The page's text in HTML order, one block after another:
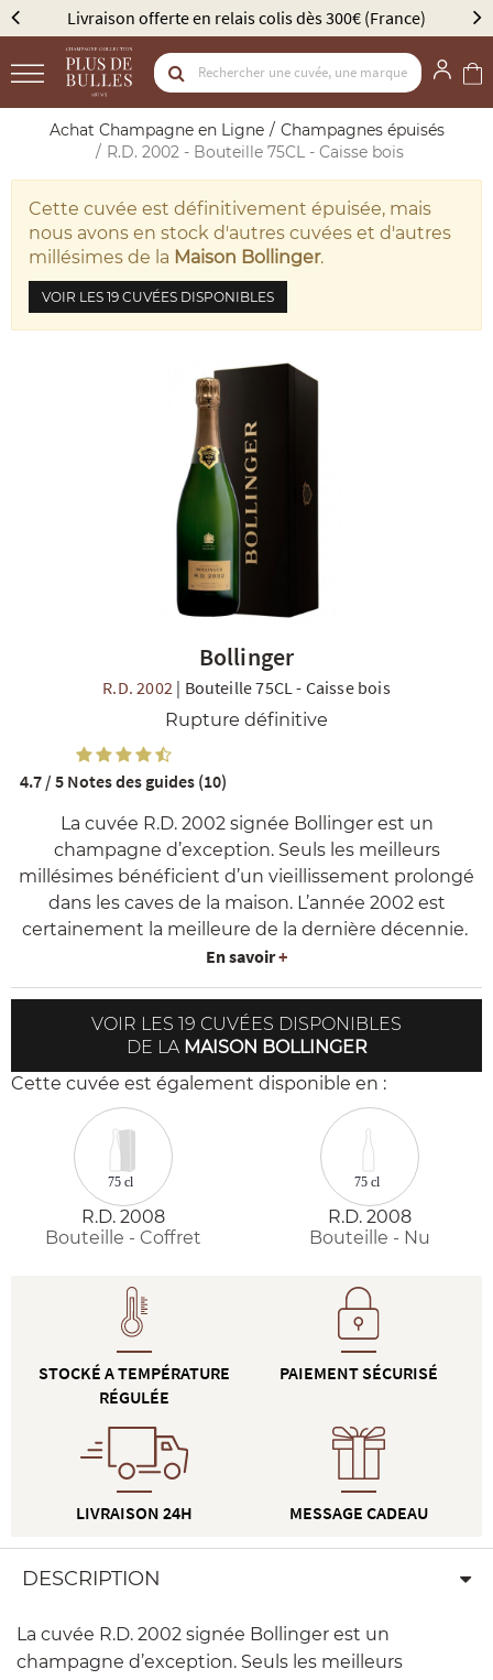
NOS COFFRETS DÉCOUVERTES NOS MEILLEURES VENTES
300€ (France) Élu Meilleur Caviste Champagne
Achat Champagne en Ligne
Champagnes épuisés
R.D. 2002 - Bouteille 75CL - Caisse bois
Cette cuvée est définitivement épuisée, mais
nous avons en stock d'autres cuvées et d'autres
millésimes de la Maison Bollinger.
VOIR LES 19 CUVÉES DISPONIBLES
Bollinger
R.D. 2002| Bouteille 75CL- Caisse bois
Rupture définitive
La cuvée R.D. 2002 signée Bollinger est un
champagne d’exception. Seuls les meilleurs
millésimes bénéficient d’un vieillissement prolongé
dans les caves de la maison. L’année 2002 est
certainement la meilleure de la dernière décennie.
En savoir+
4.7 / 5 Notes des guides (10)
VOIR LES 19 CUVÉES DISPONIBLES
DE LA MAISON BOLLINGER
Cette cuvée est également disponible en :
75 cl
R.D. 2008
Bouteille - Coffret
75 cl
R.D. 2008
Bouteille - Nu
STOCKÉ A TEMPÉRATURE
RÉGULÉE
LIVRAISON 24H
PAIEMENT SÉCURISÉ
MESSAGE CADEAU
DESCRIPTION
La cuvée R.D. 2002 signée Bollinger est un
champagne d’exception. Seuls les meilleurs